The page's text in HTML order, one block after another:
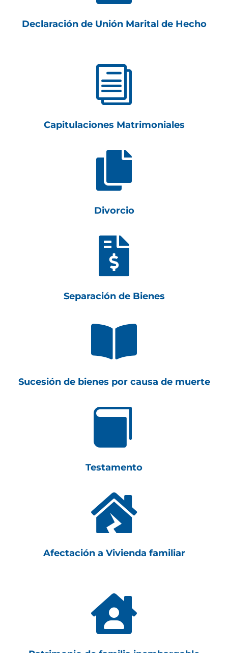
Declaración de Unión Marital de Hecho
i
Capitulaciones Matrimoniales

Divorcio

Separación de Bienes

Sucesión de bienes por causa de muerte

Testamento

Afectación a Vivienda familiar
